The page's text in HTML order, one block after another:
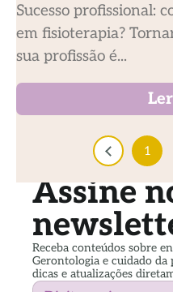
Sucesso profissional:
em fisioterapia?
sua profissão é...
1
Assine
Receba conteúdos sobre
Gerontologia e cuidado da
dicas e atualizações